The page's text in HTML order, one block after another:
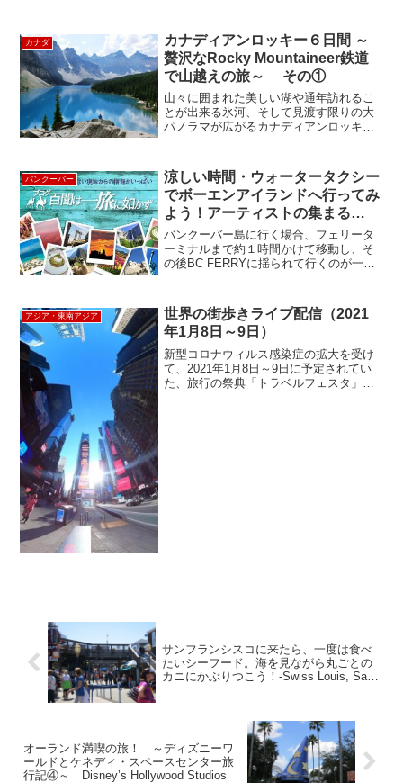
旬頃までベリーピッキングが楽しめま
す。今回は、バンクーバ...
カナダ
カナディアンロッキー６日間 ～
贅沢なRocky Mountaineer鉄道
で山越えの旅～ その①
山々に囲まれた美しい湖や通年訪れるこ
とが出来る氷河、そして見渡す限りの大
パノラマが広がるカナディアンロッキ
ンフ間』をつけたツアーに参加してきま
した！【8/16発】カナ...
バンクーバー
涼しい時間・ウォータータクシー
でボーエンアイランドへ行ってみ
よう！アーティストの集まる
島 ”Bowen Island”
バンクーバー島に行く場合、フェリータ
ーミナルまで約１時間かけて移動し、そ
の後BC FERRYに揺られて行くのが一般
ルアイランドからウォータータクシーで
直行もできます。その...
アジア・東南アジア
世界の街歩きライブ配信（2021
年1月8日～9日）
新型コロナウィルス感染症の拡大を受け
て、2021年1月8日～9日に予定されてい
た、旅行の祭典「トラベルフェスタ」の
サンフランシスコに来たら、一度は食べ
たいシーフード。海を見ながら丸ごとの
カニにかぶりつこう！-Swiss Louis, San
オーランド満喫の旅！ ～ディズニーワ
ールドとケネディ・スペースセンター旅
行記④～ Disney’s Hollywood Studios